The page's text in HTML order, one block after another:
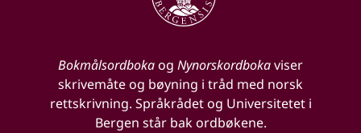
Bokmålsordbokaog Nynorskordbokaviser
skrivemåte og bøyning i tråd med norsk
rettskrivning. Språkrådet og Universitetet i
Bergen står bak ordbøkene.